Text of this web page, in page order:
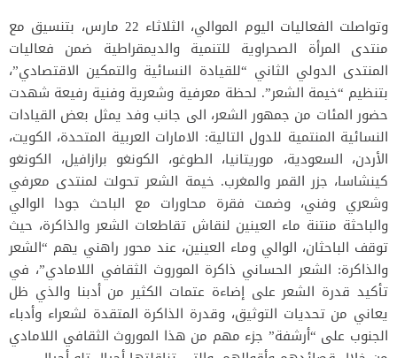
وتواصلت الفعاليات اليوم الموالي، الثلاثاء 22 مارس، بتنسيق مع
منتدى المرأة الصحراوية للتنمية والديمقراطية ضمن فعاليات
المنتدى الدولي الثاني “للقيادة النسائية والتمكين الاقتصادي”،
بتنظيم “خيمة الشعر”. لحظة معرفية وشعرية وفنية رفيعة شهدت
حضور المئات من جمهور الشعر، الى جانب وفد يمثل بعض القيادات
النسائية المنتمية للدول التالية: الامارات العربية المتحدة، الكويت،
الأردن، السعودية، موريتانيا، الطوغو، الكونغو برازافيل، الكونغو
كينشاسا، جزر القمر والمغرب. خيمة الشعر تحولت لمنتدى معرفي
وشعري وفني، وضمت فقرة محاورات مع الباحث جودا الوالي
والباحثة منتنة ماء العينين لنقاش تقاطعات الشعر والذاكرة، حيث
توقف الباحثان، الوالي وماء العينين، عند محور راهني يهم “الشعر
والذاكرة: الشعر الحساني ذاكرة الموروث الثقافي اللامادي”، في
تأكيد قدرة الشعر على إضاءة عتمات الكثير من أدبنا والذي ظل
يعاني من تحديات التوثيق، وقدرة الذاكرة المتقدة لشعراء وأدباء
الجنوب على “أرشفة” جزء مهم من هذا الموروث الثقافي اللامادي